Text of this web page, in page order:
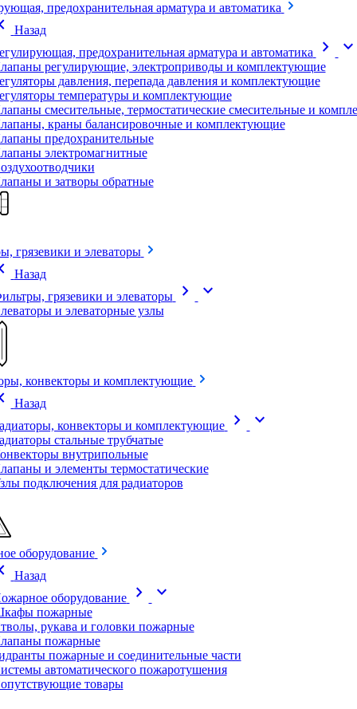
предохранительная арматура и автоматика
Назад
предохранительная арматура и автоматика
chevron_right expand_more
регулирующие, электроприводы и комплектующие
давления, перепада давления и комплектующие
температуры и комплектующие
смесительные, термостатические смесительные и
краны балансировочные и комплектующие
предохранительные
электромагнитные
и затворы обратные
грязевики и элеваторы
Назад
грязевики и элеваторы
chevron_right expand_more
и элеваторные узлы
конвекторы и комплектующие
Назад
конвекторы и комплектующие
chevron_right expand_more
стальные трубчатые
внутрипольные
и элементы термостатические
подключения для радиаторов
оборудование
Назад
оборудование
chevron_right expand_more
пожарные
рукава и головки пожарные
пожарные
пожарные и соединительные части
автоматического пожаротушения
товары